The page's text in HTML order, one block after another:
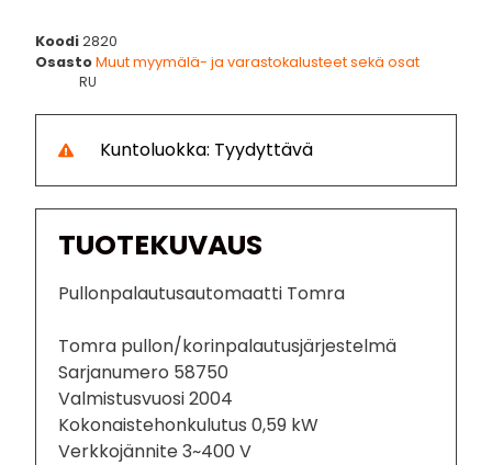
Koodi2820
OsastoMuut myymälä- ja varastokalusteet sekä osat
RU
Kuntoluokka: Tyydyttävä
TUOTEKUVAUS
Pullonpalautusautomaatti Tomra
Tomra pullon/korinpalautusjärjestelmä
Sarjanumero 58750
Valmistusvuosi 2004
Kokonaistehonkulutus 0,59 kW
Verkkojännite 3~400 V